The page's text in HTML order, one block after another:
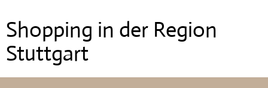
Shopping in der Region
Stuttgart